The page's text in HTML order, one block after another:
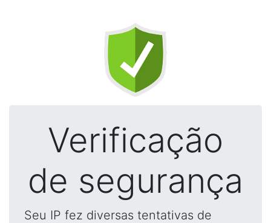
Verificação
de segurança
Seu IP fez diversas tentativas de